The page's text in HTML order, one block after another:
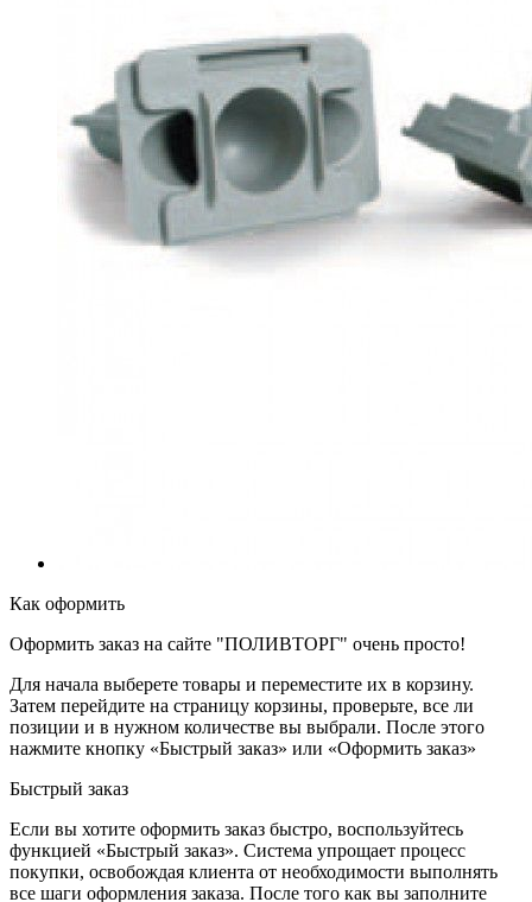
Как оформить
Оформить заказ на сайте "ПОЛИВТОРГ" очень просто!
Для начала выберете товары и переместите их в корзину.
Затем перейдите на страницу корзины, проверьте, все ли
позиции и в нужном количестве вы выбрали. После этого
нажмите кнопку «Быстрый заказ» или «Оформить заказ»
Быстрый заказ
Если вы хотите оформить заказ быстро, воспользуйтесь
функцией «Быстрый заказ». Система упрощает процесс
покупки, освобождая клиента от необходимости выполнять
все шаги оформления заказа. После того как вы заполните